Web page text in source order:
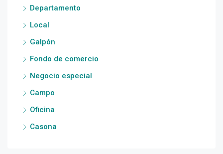
Departamento
Local
Galpón
Fondo de comercio
Negocio especial
Campo
Oficina
Casona